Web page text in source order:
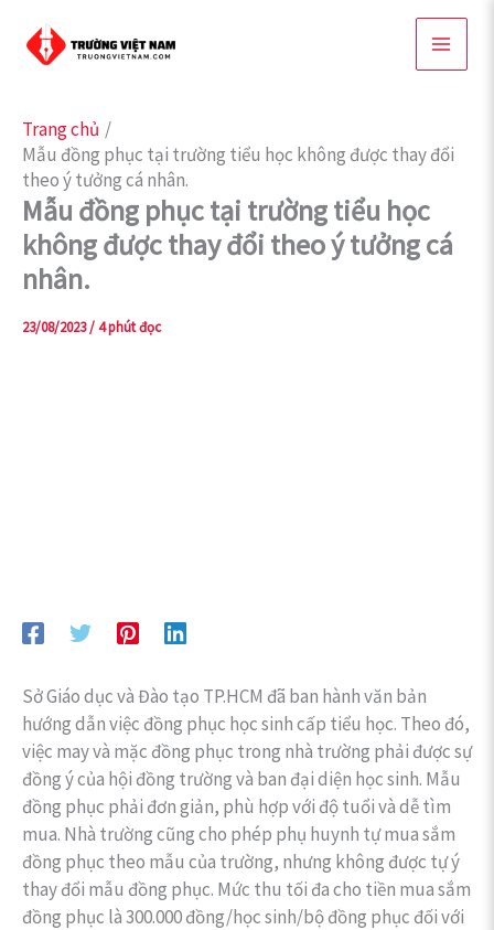
Trang chủ
Mẫu đồng phục tại trường tiểu học không được thay đổi
theo ý tưởng cá nhân.
Mẫu đồng phục tại trường tiểu học
không được thay đổi theo ý tưởng cá
nhân.
23/08/2023/4 phút đọc
Sở Giáo dục và Đào tạo TP.HCM đã ban hành văn bản
hướng dẫn việc đồng phục học sinh cấp tiểu học. Theo đó,
việc may và mặc đồng phục trong nhà trường phải được sự
đồng ý của hội đồng trường và ban đại diện học sinh. Mẫu
đồng phục phải đơn giản, phù hợp với độ tuổi và dễ tìm
mua. Nhà trường cũng cho phép phụ huynh tự mua sắm
đồng phục theo mẫu của trường, nhưng không được tự ý
thay đổi mẫu đồng phục. Mức thu tối đa cho tiền mua sắm
đồng phục là 300.000 đồng/học sinh/bộ đồng phục đối với